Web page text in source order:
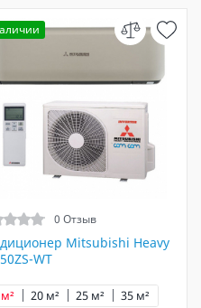
0 Отзыв
Mitsubishi Heavy
WT
20 м² 25 м² 35 м²